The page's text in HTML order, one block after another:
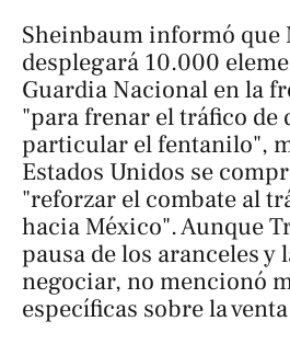
Sheinbaum informó que
desplegará 10.000
Guardia Nacional en la
"para frenar el tráfico de
particular el fentanilo",
Estados Unidos se
"reforzar el combate al
hacia México". Aunque
pausa de los aranceles
negociar, no mencionó
específicas sobre la